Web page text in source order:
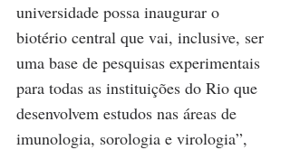
universidade possa inaugurar o
biotério central que vai, inclusive, ser
uma base de pesquisas experimentais
para todas as instituições do Rio que
desenvolvem estudos nas áreas de
imunologia, sorologia e virologia”,